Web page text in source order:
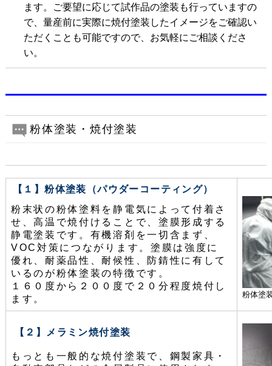
ます。ご要望に応じて試作品の塗装も行っていますの
で、量産前に実際に焼付塗装したイメージをご確認い
ただくことも可能ですので、お気軽にご相談くださ
い。
粉体塗装・焼付塗装
【１】粉体塗装（パウダーコーティング）
粉末状の粉体塗料を静電気によって付着さ
せ、高温で焼付けることで、塗膜形成する
静電塗装です。有機溶剤を一切含まず、
VOC対策につながります。塗膜は強度に
優れ、耐薬品性、耐候性、防錆性に有して
いるのが粉体塗装の特徴です。
１６０度から２００度で２０分程度焼付し
ます。
粉体塗
【２】メラミン焼付塗装
もっとも一般的な焼付塗装で、鋼製家具・